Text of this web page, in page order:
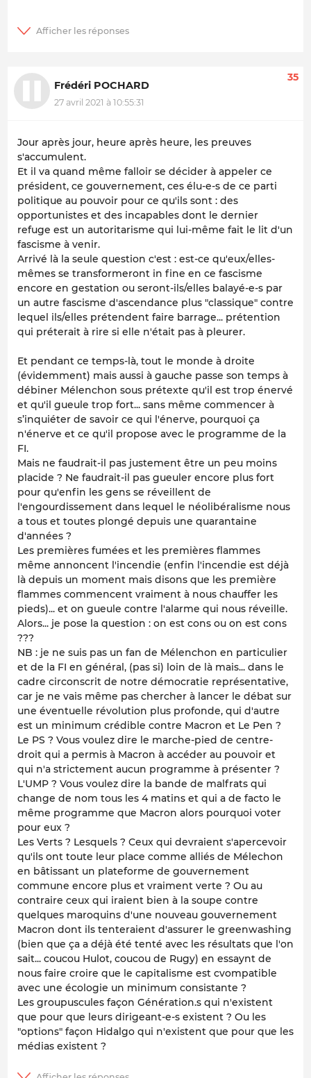
Frédéri POCHARD
27 avril 2021 à 10:55:31
35
Jour après jour, heure après heure, les preuves
s'accumulent.
Et il va quand même falloir se décider à appeler ce
président, ce gouvernement, ces élu-e-s de ce parti
politique au pouvoir pour ce qu'ils sont : des
opportunistes et des incapables dont le dernier
refuge est un autoritarisme qui lui-même fait le lit d'un
fascisme à venir.
Arrivé là la seule question c'est : est-ce qu'eux/elles-
mêmes se transformeront in fine en ce fascisme
encore en gestation ou seront-ils/elles balayé-e-s par
un autre fascisme d'ascendance plus "classique" contre
lequel ils/elles prétendent faire barrage... prétention
qui préterait à rire si elle n'était pas à pleurer.
Et pendant ce temps-là, tout le monde à droite
(évidemment) mais aussi à gauche passe son temps à
débiner Mélenchon sous prétexte qu'il est trop énervé
et qu'il gueule trop fort... sans même commencer à
s’inquiéter de savoir ce qui l'énerve, pourquoi ça
n'énerve et ce qu'il propose avec le programme de la
FI.
Mais ne faudrait-il pas justement être un peu moins
placide ? Ne faudrait-il pas gueuler encore plus fort
pour qu'enfin les gens se réveillent de
l'engourdissement dans lequel le néolibéralisme nous
a tous et toutes plongé depuis une quarantaine
d'années ?
Les premières fumées et les premières flammes
même annoncent l'incendie (enfin l'incendie est déjà
là depuis un moment mais disons que les première
flammes commencent vraiment à nous chauffer les
pieds)... et on gueule contre l'alarme qui nous réveille.
Alors... je pose la question : on est cons ou on est cons
???
NB : je ne suis pas un fan de Mélenchon en particulier
et de la FI en général, (pas si) loin de là mais... dans le
cadre circonscrit de notre démocratie représentative,
car je ne vais même pas chercher à lancer le débat sur
une éventuelle révolution plus profonde, qui d'autre
est un minimum crédible contre Macron et Le Pen ?
Le PS ? Vous voulez dire le marche-pied de centre-
droit qui a permis à Macron à accéder au pouvoir et
qui n'a strictement aucun programme à présenter ?
L'UMP ? Vous voulez dire la bande de malfrats qui
change de nom tous les 4 matins et qui a de facto le
même programme que Macron alors pourquoi voter
pour eux ?
Les Verts ? Lesquels ? Ceux qui devraient s'apercevoir
qu'ils ont toute leur place comme alliés de Mélechon
en bâtissant un plateforme de gouvernement
commune encore plus et vraiment verte ? Ou au
contraire ceux qui iraient bien à la soupe contre
quelques maroquins d'une nouveau gouvernement
Macron dont ils tenteraient d'assurer le greenwashing
(bien que ça a déjà été tenté avec les résultats que l'on
sait... coucou Hulot, coucou de Rugy) en essaynt de
nous faire croire que le capitalisme est cvompatible
avec une écologie un minimum consistante ?
Les groupuscules façon Génération.s qui n'existent
que pour que leurs dirigeant-e-s existent ? Ou les
"options" façon Hidalgo qui n'existent que pour que les
médias existent ?